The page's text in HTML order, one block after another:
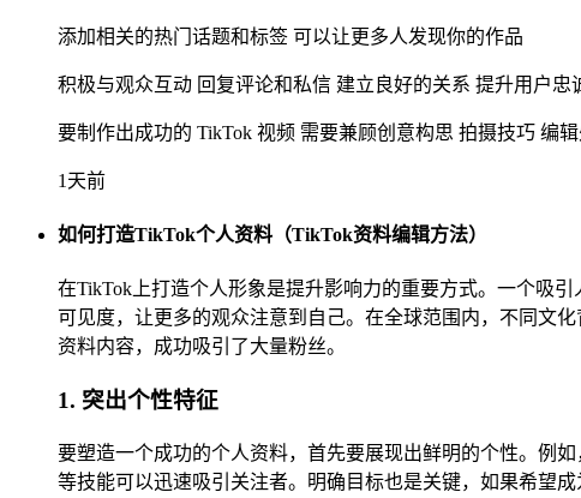
添加相关的热门话题和标签 可以让更多人发现你的作品
积极与观众互动 回复评论和私信 建立良好的关系 提升用户忠
要制作出成功的 TikTok 视频 需要兼顾创意构思 拍摄技巧 编
1天前
如何打造TikTok个人资料（TikTok资料编辑方法）
在TikTok上打造个人形象是提升影响力的重要方式。一个吸
可见度，让更多的观众注意到自己。在全球范围内，不同文
资料内容，成功吸引了大量粉丝。
1. 突出个性特征
要塑造一个成功的个人资料，首先要展现出鲜明的个性。例
等技能可以迅速吸引关注者。明确目标也是关键，如果希望